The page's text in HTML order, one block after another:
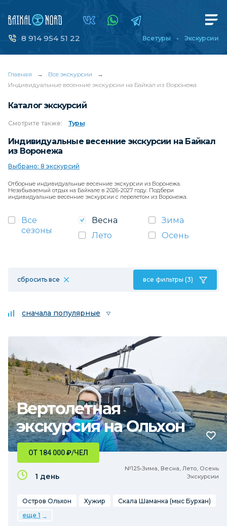
8 914 954 51 22 Все туры Экскурсии
Главная → Все экскурсии
→
Индивидуальные весенние экскурсии на Байкал из Воронежа
Каталог экскурсий
Смотрите также: Туры
Индивидуальные весенние экскурсии на Байкал
из Воронежа
Выбрано: 8 экскурсий
Отборные индивидуальные весенние экскурсии из Воронежа.
Незабываемый отдых на Байкале в 2026-2027 году. Подбери
индивидуальные весенние экскурсии с перелетом из Воронежа.
Все
сезоны
Весна
Зима
Лето
Осень
сбросить все все фильтры (3)
сначала популярные
Вертолетная
экскурсия на Ольхон
№125•Зима, Весна, Лето, Осень
Экскурсии
ОТ 184 000₽/ЧЕЛ
1 день
Остров Ольхон Хужир
Скала Шаманка (мыс Бурхан)
еще 1